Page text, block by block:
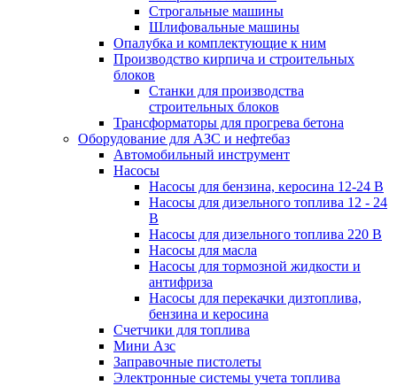
Строгальные машины
Шлифовальные машины
Опалубка и комплектующие к ним
Производство кирпича и строительных
блоков
Cтанки для производства
строительных блоков
Трансформаторы для прогрева бетона
Оборудование для АЗС и нефтебаз
Автомобильный инструмент
Насосы
Насосы для бензина, керосина 12-24 В
Насосы для дизельного топлива 12 - 24
В
Насосы для дизельного топлива 220 В
Насосы для масла
Насосы для тормозной жидкости и
антифриза
Насосы для перекачки дизтоплива,
бензина и керосина
Счетчики для топлива
Мини Азс
Заправочные пистолеты
Электронные системы учета топлива